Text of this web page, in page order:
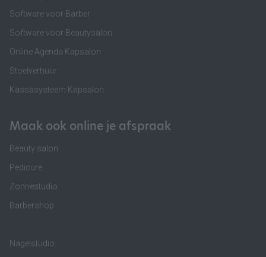
Software voor Barber
Software voor Beautysalon
Online Agenda Kapsalon
Stoelverhuur
Kassasysteem Kapsalon
Maak ook online je afspraak
Beauty salon
Pedicure
Zonnestudio
Barbershop
Nagelstudio